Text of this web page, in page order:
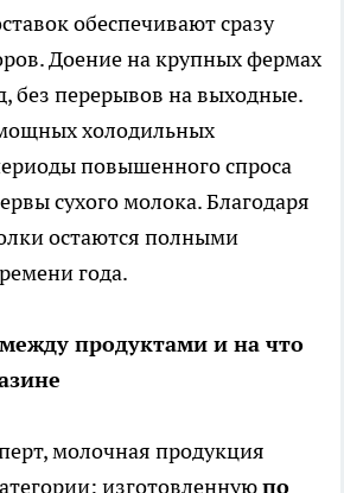
обеспечивают сразу
Доение на крупных фермах
без перерывов на выходные.
холодильных
повышенного спроса
сухого молока. Благодаря
остаются полными
года.
продуктами и на что
молочная продукция
изготовленнуюпо